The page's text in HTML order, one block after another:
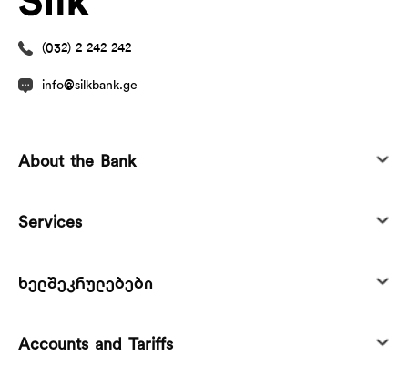
(032) 2 242 242
info@silkbank.ge
About the Bank
Services
ხელშეკრულებები
Accounts and Tariffs